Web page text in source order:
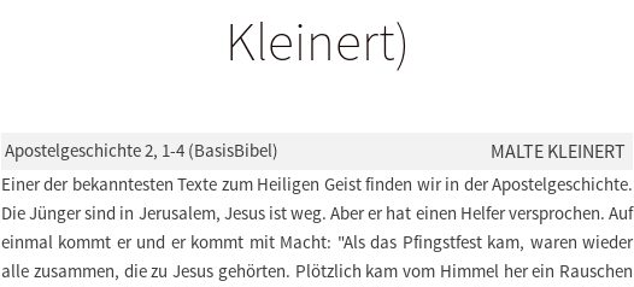
Kleinert)
Apostelgeschichte 2, 1-4 (BasisBibel) MALTE KLEINERT
Einer der bekanntesten Texte zum Heiligen Geist finden wir in der Apostelgeschichte.
Die Jünger sind in Jerusalem, Jesus ist weg. Aber er hat einen Helfer versprochen. Auf
einmal kommt er und er kommt mit Macht: "Als das Pfingstfest kam, waren wieder
alle zusammen, die zu Jesus gehörten. Plötzlich kam vom Himmel her ein Rauschen